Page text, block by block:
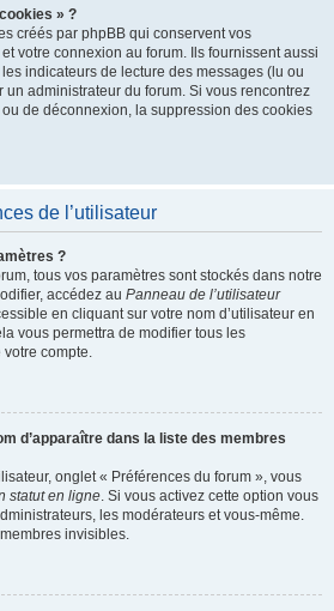
» ?
créés par phpBB qui conservent vos
votre connexion au forum. Ils fournissent aussi
indicateurs de lecture des messages (lu ou
un administrateur du forum. Si vous rencontrez
de déconnexion, la suppression des cookies
de l’utilisateur
?
tous vos paramètres sont stockés dans notre
accédez au Panneau de l’utilisateur
en cliquant sur votre nom d’utilisateur en
vous permettra de modifier tous les
compte.
d’apparaître dans la liste des membres
onglet « Préférences du forum », vous
statut en ligne. Si vous activez cette option vous
les modérateurs et vous-même.
invisibles.